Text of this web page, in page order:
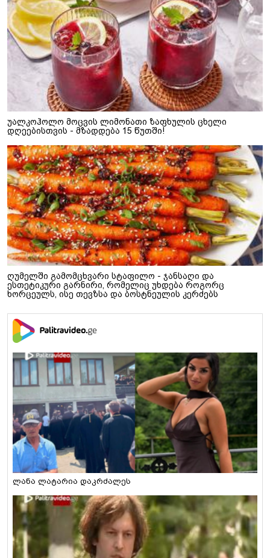
უალკოჰოლო მოცვის ლიმონათი ზაფხულის ცხელი
დღეებისთვის - მზადდება 15 წუთში!
ღუმელში გამომცხვარი სტაფილო - ჯანსაღი და
ესთეტიკური გარნირი, რომელიც უხდება როგორც
ხორცეულს, ისე თევზსა და ბოსტნეულის კერძებს
ლანა ლატარია დაკრძალეს